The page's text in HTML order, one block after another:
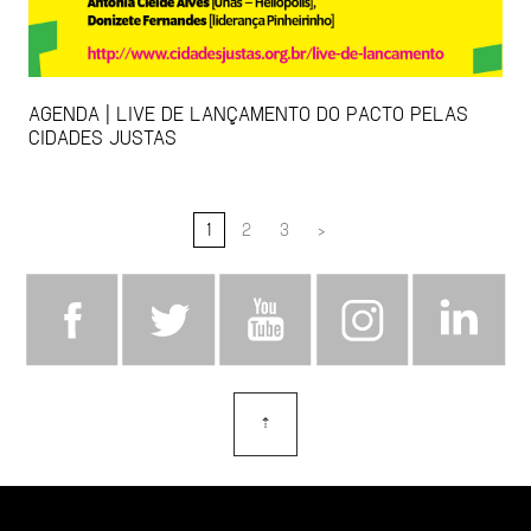
AGENDA | LIVE DE LANÇAMENTO DO PACTO PELAS
CIDADES JUSTAS
1 2 3 >
⇡